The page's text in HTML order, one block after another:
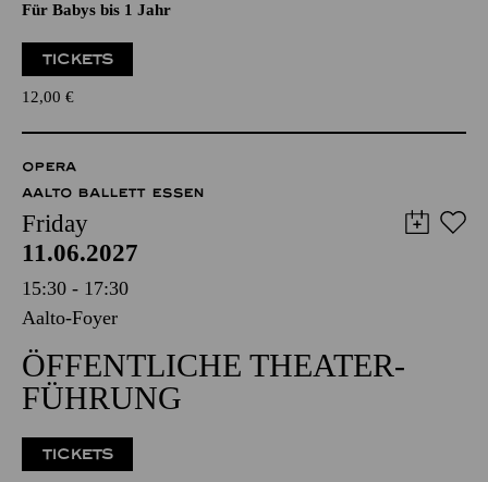
Für Babys bis 1 Jahr
TICKETS
12,00 €
OPERA
AALTO BALLETT ESSEN
Friday
11.06.2027
15:30 - 17:30
Aalto-Foyer
ÖFFENTLICHE THEATER­
FÜHRUNG
TICKETS